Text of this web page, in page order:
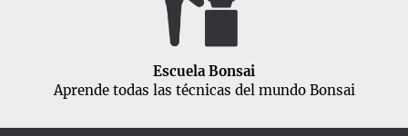
Escuela Bonsai
Aprende todas las técnicas del mundo Bonsai